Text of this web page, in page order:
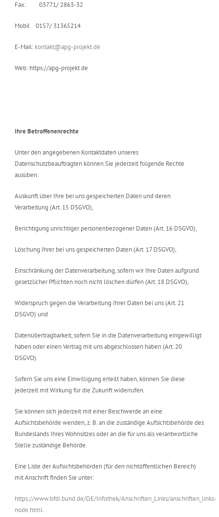
Fax: 03771/ 2863-32
Mobil 0157/ 31365214
E-Mail: kontakt@apg-projekt.de
Web: https://apg-projekt.de
Ihre Betroffenenrechte
Unter den angegebenen Kontaktdaten unseres
Datenschutzbeauftragten können Sie jederzeit folgende Rechte
ausüben:
Auskunft über Ihre bei uns gespeicherten Daten und deren
Verarbeitung (Art. 15 DSGVO),
Berichtigung unrichtiger personenbezogener Daten (Art. 16 DSGVO),
Löschung Ihrer bei uns gespeicherten Daten (Art. 17 DSGVO),
Einschränkung der Datenverarbeitung, sofern wir Ihre Daten aufgrund
gesetzlicher Pflichten noch nicht löschen dürfen (Art. 18 DSGVO),
Widerspruch gegen die Verarbeitung Ihrer Daten bei uns (Art. 21
DSGVO) und
Datenübertragbarkeit, sofern Sie in die Datenverarbeitung eingewilligt
haben oder einen Vertrag mit uns abgeschlossen haben (Art. 20
DSGVO).
Sofern Sie uns eine Einwilligung erteilt haben, können Sie diese
jederzeit mit Wirkung für die Zukunft widerrufen.
Sie können sich jederzeit mit einer Beschwerde an eine
Aufsichtsbehörde wenden, z. B. an die zuständige Aufsichtsbehörde des
Bundeslands Ihres Wohnsitzes oder an die für uns als verantwortliche
Stelle zuständige Behörde.
Eine Liste der Aufsichtsbehörden (für den nichtöffentlichen Bereich)
mit Anschrift finden Sie unter:
https://www.bfdi.bund.de/DE/Infothek/Anschriften_Links/anschriften_links-
node.html.